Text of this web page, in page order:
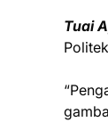
Tuai